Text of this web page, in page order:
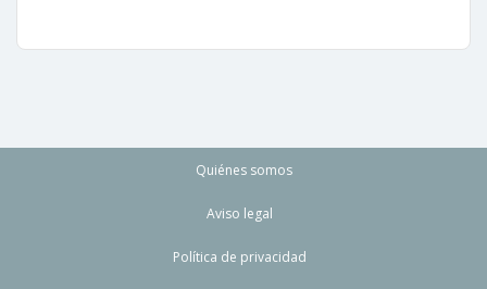
Quiénes somos
Aviso legal
Política de privacidad